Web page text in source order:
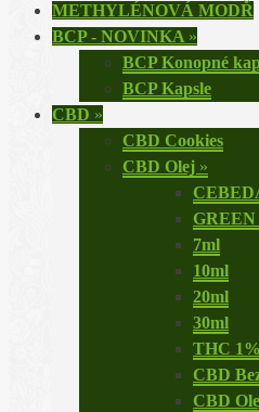
METHYLÉNOVÁ MODŘ
BCP - NOVINKA »
BCP Konopné
BCP Kapsle
CBD »
CBD Cookies
CBD Olej »
7ml
10ml
20ml
30ml
THC 1%
CBD
CBD